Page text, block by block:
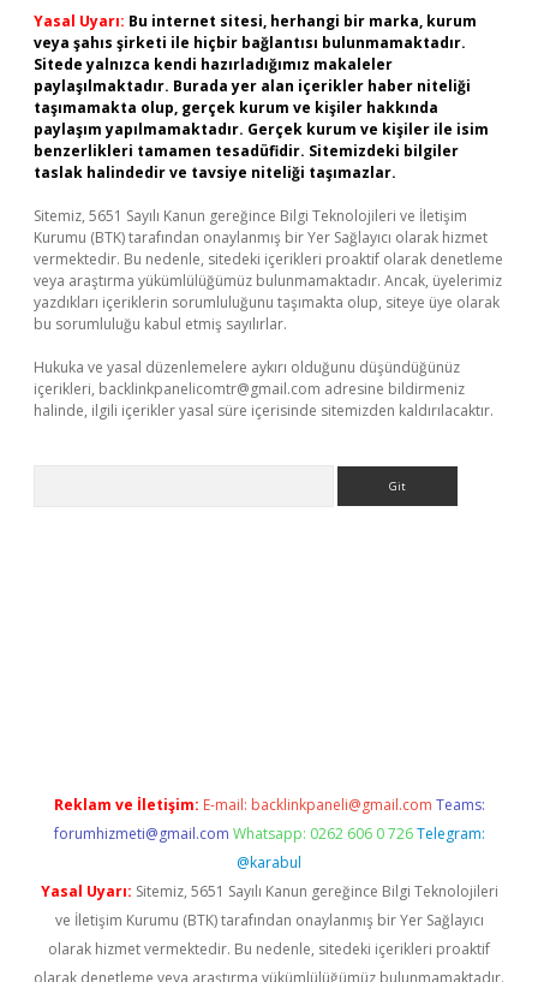
Yasal Uyarı: Bu internet sitesi, herhangi bir marka, kurum
veya şahıs şirketi ile hiçbir bağlantısı bulunmamaktadır.
Sitede yalnızca kendi hazırladığımız makaleler
paylaşılmaktadır. Burada yer alan içerikler haber niteliği
taşımamakta olup, gerçek kurum ve kişiler hakkında
paylaşım yapılmamaktadır. Gerçek kurum ve kişiler ile isim
benzerlikleri tamamen tesadüfidir. Sitemizdeki bilgiler
taslak halindedir ve tavsiye niteliği taşımazlar.
Sitemiz, 5651 Sayılı Kanun gereğince Bilgi Teknolojileri ve İletişim
Kurumu (BTK) tarafından onaylanmış bir Yer Sağlayıcı olarak hizmet
vermektedir. Bu nedenle, sitedeki içerikleri proaktif olarak denetleme
veya araştırma yükümlülüğümüz bulunmamaktadır. Ancak, üyelerimiz
yazdıkları içeriklerin sorumluluğunu taşımakta olup, siteye üye olarak
bu sorumluluğu kabul etmiş sayılırlar.
Hukuka ve yasal düzenlemelere aykırı olduğunu düşündüğünüz
içerikleri, backlinkpanelicomtr@gmail.com adresine bildirmeniz
halinde, ilgili içerikler yasal süre içerisinde sitemizden kaldırılacaktır.
Reklam ve İletişim: E-mail: backlinkpaneli@gmail.com Teams:
forumhizmeti@gmail.com Whatsapp: 0262 606 0 726 Telegram:
@karabul
Yasal Uyarı: Sitemiz, 5651 Sayılı Kanun gereğince Bilgi Teknolojileri
ve İletişim Kurumu (BTK) tarafından onaylanmış bir Yer Sağlayıcı
olarak hizmet vermektedir. Bu nedenle, sitedeki içerikleri proaktif
olarak denetleme veya araştırma yükümlülüğümüz bulunmamaktadır.